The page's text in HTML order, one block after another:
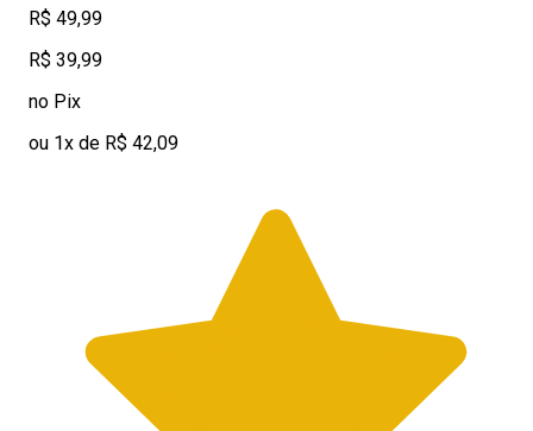
R$ 49,99
R$ 39,99
no Pix
ou 1x de R$ 42,09